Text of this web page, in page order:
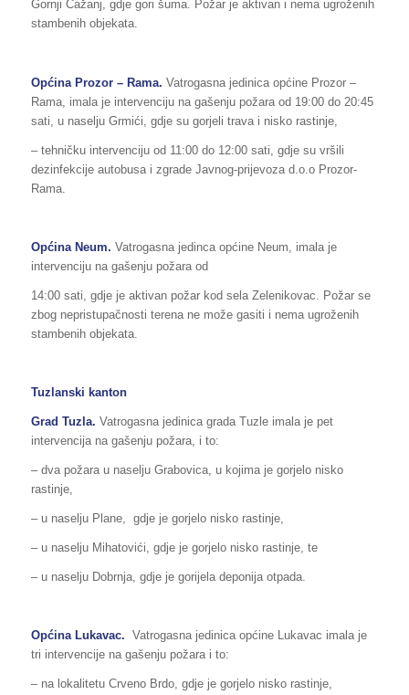
Gornji Čažanj, gdje gori šuma. Požar je aktivan i nema ugroženih
stambenih objekata.
Općina Prozor – Rama. Vatrogasna jedinica općine Prozor –
Rama, imala je intervenciju na gašenju požara od 19:00 do 20:45
sati, u naselju Grmići, gdje su gorjeli trava i nisko rastinje,
– tehničku intervenciju od 11:00 do 12:00 sati, gdje su vršili
dezinfekcije autobusa i zgrade Javnog-prijevoza d.o.o Prozor-
Rama.
Općina Neum. Vatrogasna jedinca općine Neum, imala je
intervenciju na gašenju požara od
14:00 sati, gdje je aktivan požar kod sela Zelenikovac. Požar se
zbog nepristupačnosti terena ne može gasiti i nema ugroženih
stambenih objekata.
Tuzlanski kanton
Grad Tuzla. Vatrogasna jedinica grada Tuzle imala je pet
intervencija na gašenju požara, i to:
– dva požara u naselju Grabovica, u kojima je gorjelo nisko
rastinje,
– u naselju Plane, gdje je gorjelo nisko rastinje,
– u naselju Mihatovići, gdje je gorjelo nisko rastinje, te
– u naselju Dobrnja, gdje je gorijela deponija otpada.
Općina Lukavac. Vatrogasna jedinica općine Lukavac imala je
tri intervencije na gašenju požara i to:
– na lokalitetu Crveno Brdo, gdje je gorjelo nisko rastinje,